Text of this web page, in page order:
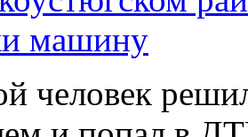
машину
человек